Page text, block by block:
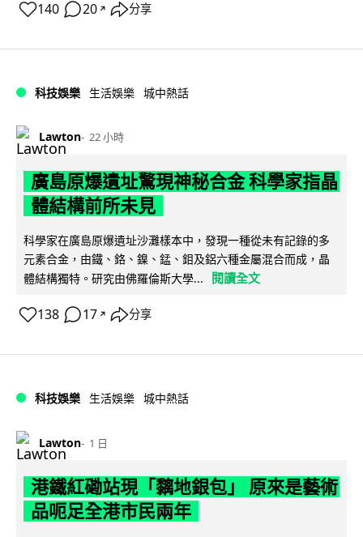
140 20 ↗ 分享
科技娛樂 生活娛樂 城中熱話
Lawton 22 小時
廣島原爆遺址驚現神秘合金 科學家指晶
體結構前所未見
科學家在廣島原爆遺址沙灘樣本中，發現一種從未有記錄的多
元素合金，由鐵、鉻、鎳、錳、鉬及鋁六種金屬混合而成，晶
體結構獨特。研究由佛羅倫斯大學...
閱讀全文
138 17 ↗ 分享
科技娛樂 生活娛樂 城中熱話
Lawton 1 日
港鐵紅磡站現「黐地銀包」 原來是藝術
品呃足全港市民兩年